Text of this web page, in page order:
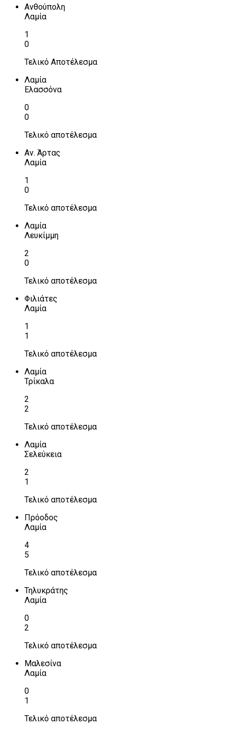
Ανθούπολη
Λαμία
1
0
Τελικό Αποτέλεσμα
Λαμία
Ελασσόνα
0
0
Τελικό αποτέλεσμα
Αν. Άρτας
Λαμία
1
0
Τελικό αποτέλεσμα
Λαμία
Λευκίμμη
2
0
Τελικό αποτέλεσμα
Φιλιάτες
Λαμία
1
1
Τελικό αποτέλεσμα
Λαμία
Τρίκαλα
2
2
Τελικό αποτέλεσμα
Λαμία
Σελεύκεια
2
1
Τελικό αποτέλεσμα
Πρόοδος
Λαμία
4
5
Τελικό αποτέλεσμα
Τηλυκράτης
Λαμία
0
2
Τελικό αποτέλεσμα
Μαλεσίνα
Λαμία
0
1
Τελικό αποτέλεσμα